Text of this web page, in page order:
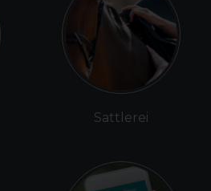
Sattlerei